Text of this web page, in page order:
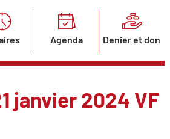
Agenda Denier et don
janvier 2024 VF